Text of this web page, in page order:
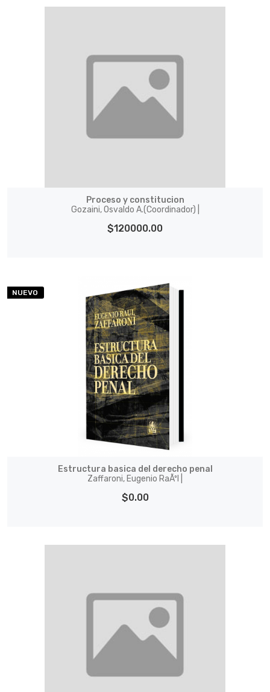
Proceso y constitucion
Gozai­ni, Osvaldo A.(Coordinador) |
$120000.00
NUEVO
Estructura basica del derecho penal
Zaffaroni, Eugenio RaÃºl |
$0.00